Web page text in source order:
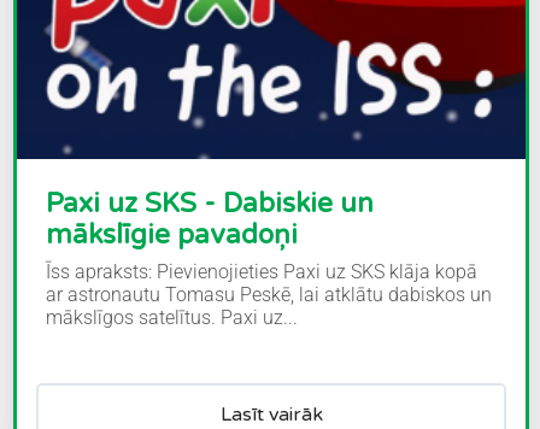
Paxi uz SKS - Dabiskie un
mākslīgie pavadoņi
Īss apraksts: Pievienojieties Paxi uz SKS klāja kopā
ar astronautu Tomasu Peskē, lai atklātu dabiskos un
mākslīgos satelītus. Paxi uz...
Lasīt vairāk